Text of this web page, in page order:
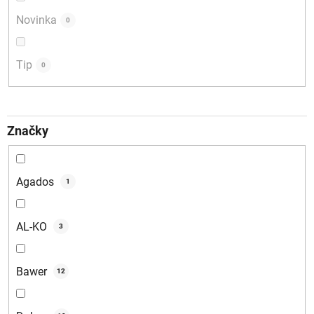
Novinka 0
Tip 0
Značky
Agados 1
AL-KO 3
Bawer 12